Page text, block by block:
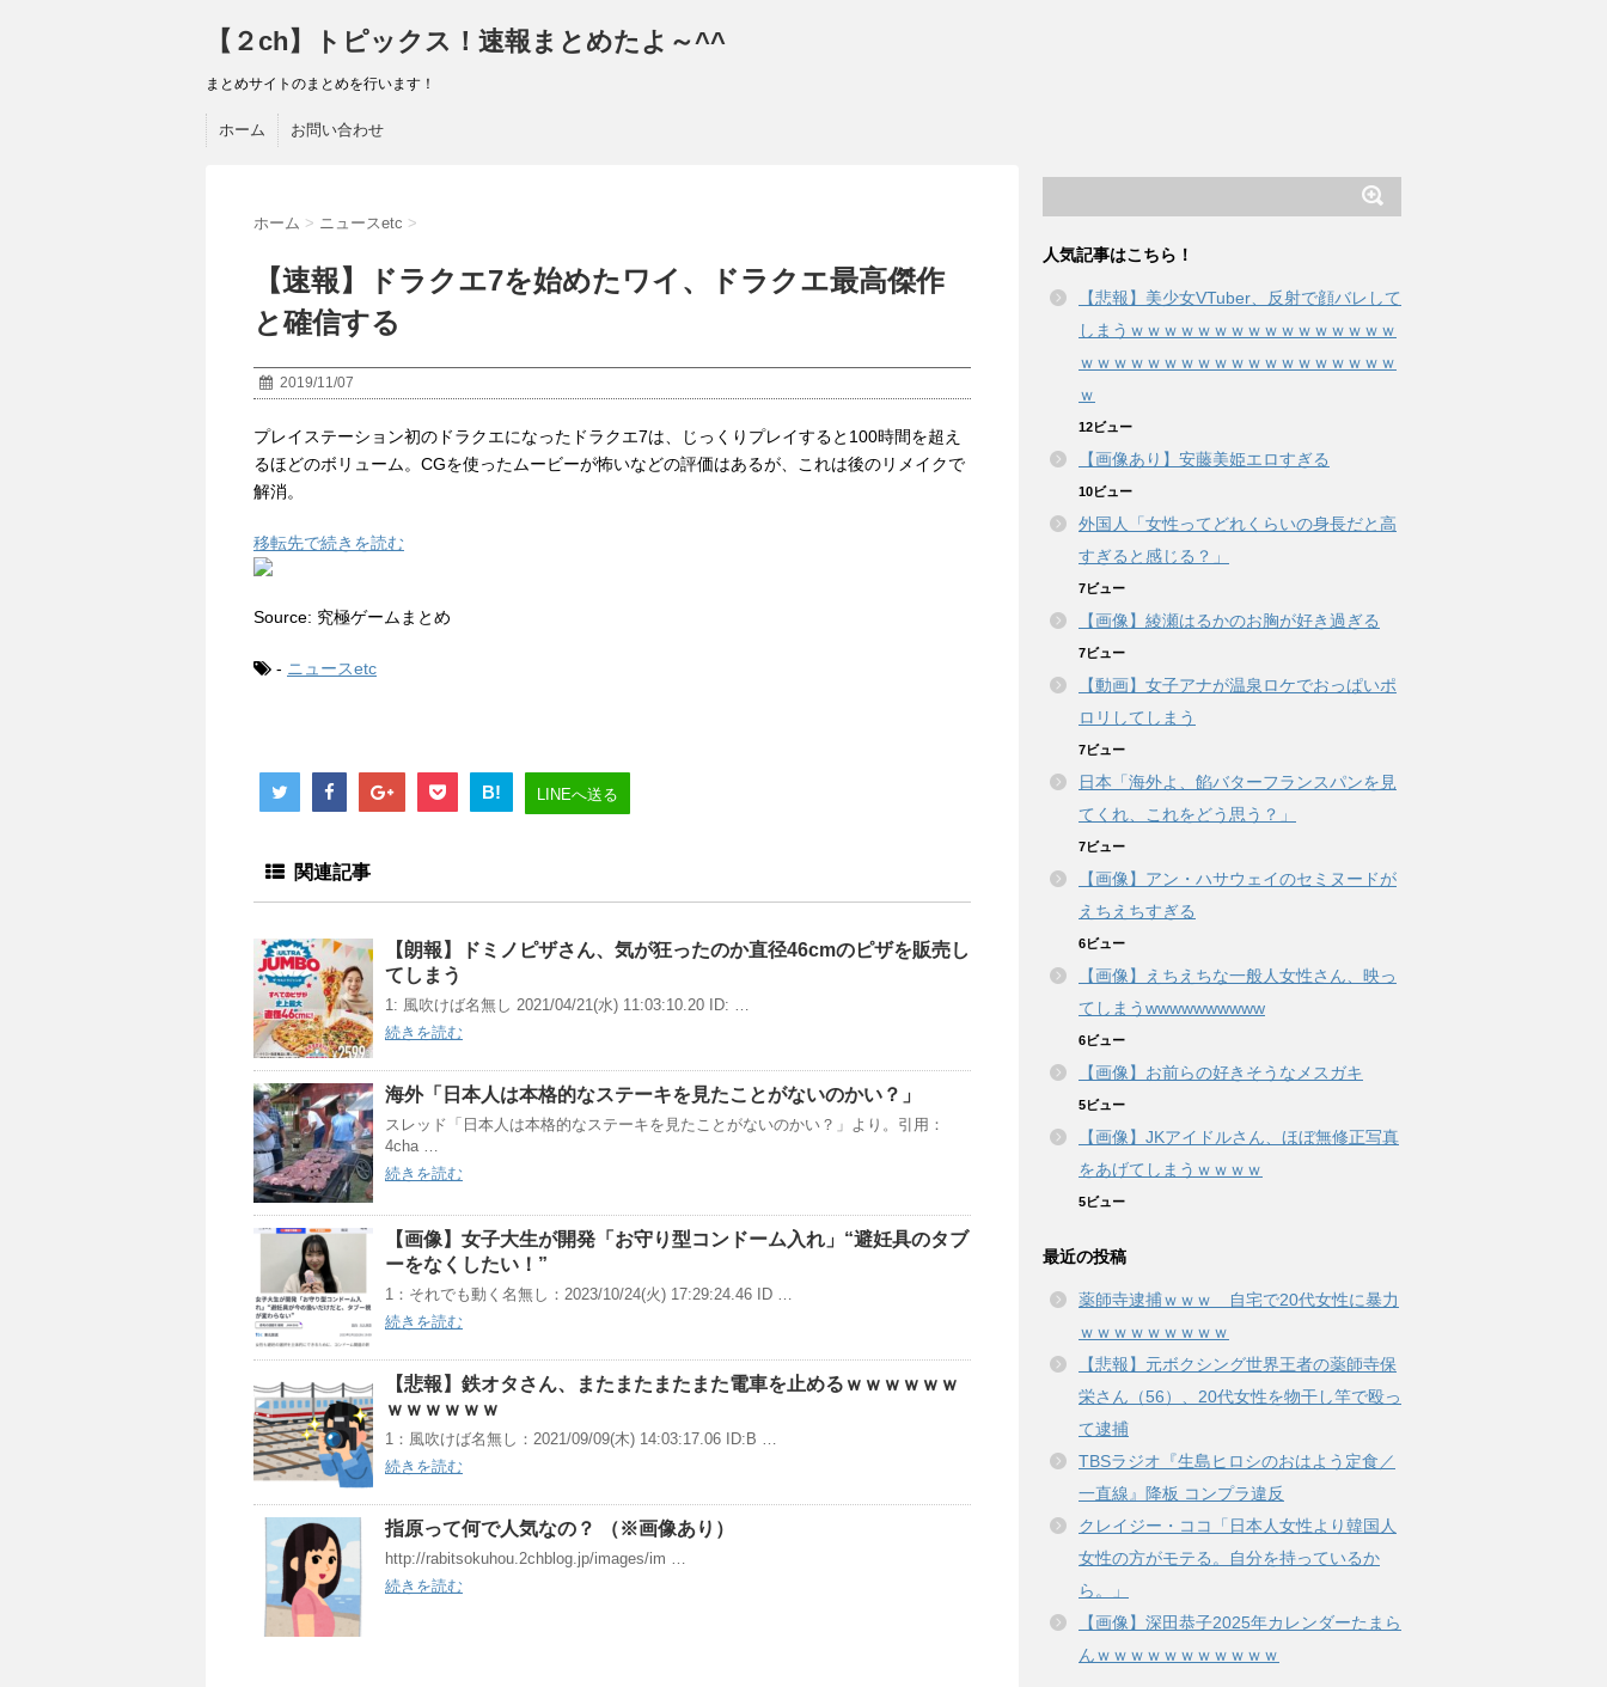
【２ch】トピックス！速報まとめたよ～^^
まとめサイトのまとめを行います！
ホーム お問い合わせ
ホーム > ニュースetc >
【速報】ドラクエ7を始めたワイ、ドラクエ最高傑作
と確信する
2019/11/07
プレイステーション初のドラクエになったドラクエ7は、じっくりプレイすると100時間を超え
るほどのボリューム。CGを使ったムービーが怖いなどの評価はあるが、これは後のリメイクで
解消。
移転先で続きを読む
Source: 究極ゲームまとめ
- ニュースetc
B! LINEへ送る
関連記事
【朗報】ドミノピザさん、気が狂ったのか直径46cmのピザを販売し
てしまう
1: 風吹けば名無し 2021/04/21(水) 11:03:10.20 ID: …
続きを読む
海外「日本人は本格的なステーキを見たことがないのかい？」
スレッド「日本人は本格的なステーキを見たことがないのかい？」より。引用：
4cha …
続きを読む
【画像】女子大生が開発「お守り型コンドーム入れ」“避妊具のタブ
ーをなくしたい！”
1：それでも動く名無し：2023/10/24(火) 17:29:24.46 ID …
続きを読む
【悲報】鉄オタさん、またまたまたまた電車を止めるｗｗｗｗｗｗ
ｗｗｗｗｗｗ
1：風吹けば名無し：2021/09/09(木) 14:03:17.06 ID:B …
続きを読む
指原って何で人気なの？ （※画像あり）
http://rabitsokuhou.2chblog.jp/images/im …
続きを読む
人気記事はこちら！
【悲報】美少女VTuber、反射で顔バレして
しまうｗｗｗｗｗｗｗｗｗｗｗｗｗｗｗｗ
ｗｗｗｗｗｗｗｗｗｗｗｗｗｗｗｗｗｗｗ
ｗ
12ビュー
【画像あり】安藤美姫エロすぎる
10ビュー
外国人「女性ってどれくらいの身長だと高
すぎると感じる？」
7ビュー
【画像】綾瀬はるかのお胸が好き過ぎる
7ビュー
【動画】女子アナが温泉ロケでおっぱいポ
ロリしてしまう
7ビュー
日本「海外よ、餡バターフランスパンを見
てくれ、これをどう思う？」
7ビュー
【画像】アン・ハサウェイのセミヌードが
えちえちすぎる
6ビュー
【画像】えちえちな一般人女性さん、映っ
てしまうwwwwwwwwww
6ビュー
【画像】お前らの好きそうなメスガキ
5ビュー
【画像】JKアイドルさん、ほぼ無修正写真
をあげてしまうｗｗｗｗ
5ビュー
最近の投稿
薬師寺逮捕ｗｗｗ 自宅で20代女性に暴力
ｗｗｗｗｗｗｗｗｗ
【悲報】元ボクシング世界王者の薬師寺保
栄さん（56）、20代女性を物干し竿で殴っ
て逮捕
TBSラジオ『生島ヒロシのおはよう定食／
一直線』降板 コンプラ違反
クレイジー・ココ「日本人女性より韓国人
女性の方がモテる。自分を持っているか
ら。」
【画像】深田恭子2025年カレンダーたまら
んｗｗｗｗｗｗｗｗｗｗｗ